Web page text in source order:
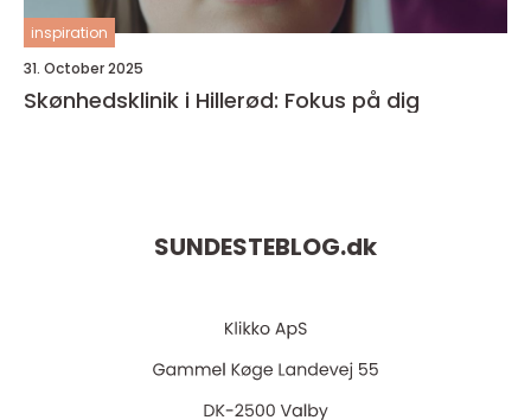
inspiration
31. October 2025
Skønhedsklinik i Hillerød: Fokus på dig
SUNDESTEBLOG.dk